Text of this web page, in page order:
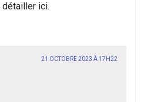
détailler ici.
21 OCTOBRE 2023 À 17H22